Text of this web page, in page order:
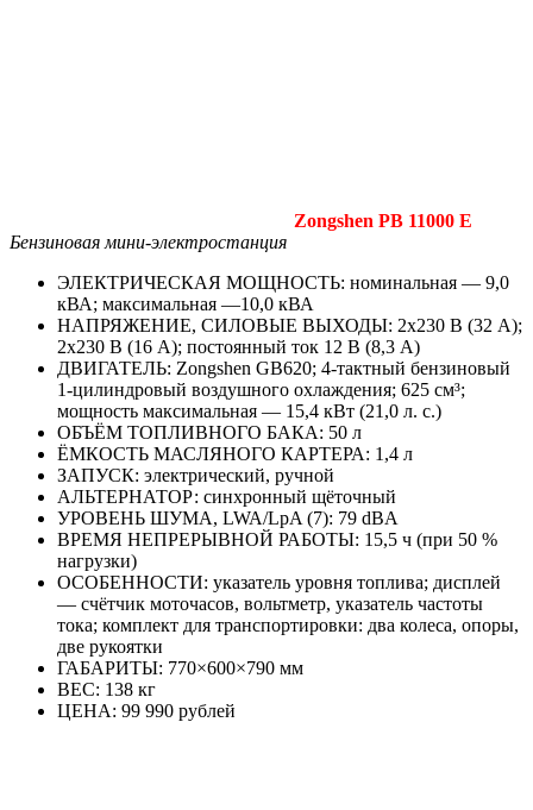
Zongshen PB 11000 E
Бензиновая мини-электростанция
ЭЛЕКТРИЧЕСКАЯ МОЩНОСТЬ: номиналь­ная — 9,0
кВА; максимальная —10,0 кВА
НАПРЯЖЕНИЕ, СИЛОВЫЕ ВЫХОДЫ: 2х230 В (32 А);
2х230 В (16 А); постоянный ток 12 В (8,3 А)
ДВИГАТЕЛЬ: Zongshen GB620; 4‑тактный бензиновый
1‑цилиндровый воздушного охлаждения; 625 см³;
мощность максималь­ная — 15,4 кВт (21,0 л. с.)
ОБЪЁМ ТОПЛИВНОГО БАКА: 50 л
ЁМКОСТЬ МАСЛЯНОГО КАРТЕРА: 1,4 л
ЗАПУСК: электрический, ручной
АЛЬТЕРНАТОР: синхронный щёточный
УРОВЕНЬ ШУМА, LWA/LpA (7): 79 dBA
ВРЕМЯ НЕПРЕРЫВНОЙ РАБОТЫ: 15,5 ч (при 50 %
нагрузки)
ОСОБЕННОСТИ: указатель уровня топлива; дисплей
— счётчик моточасов, вольтметр, указатель частоты
тока; комплект для транспортировки: два колеса, опоры,
две рукоятки
ГАБАРИТЫ: 770×600×790 мм
ВЕС: 138 кг
ЦЕНА: 99 990 рублей